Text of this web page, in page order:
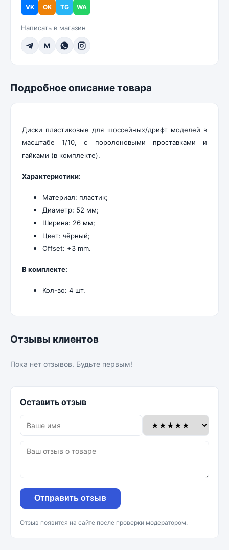
VK OK TG WA
Написать в магазин
M
Подробное описание товара
Диски пластиковые для шоссейных/дрифт моделей в
масштабе 1/10, c поролоновыми проставками и
гайками (в комплекте).
Характеристики:
Материал: пластик;
Диаметр: 52 мм;
Ширина: 26 мм;
Цвет: чёрный;
Offset: +3 mm.
В комплекте:
Кол-во: 4 шт.
Отзывы клиентов
Пока нет отзывов. Будьте первым!
Оставить отзыв
Отправить отзыв
Отзыв появится на сайте после проверки модератором.